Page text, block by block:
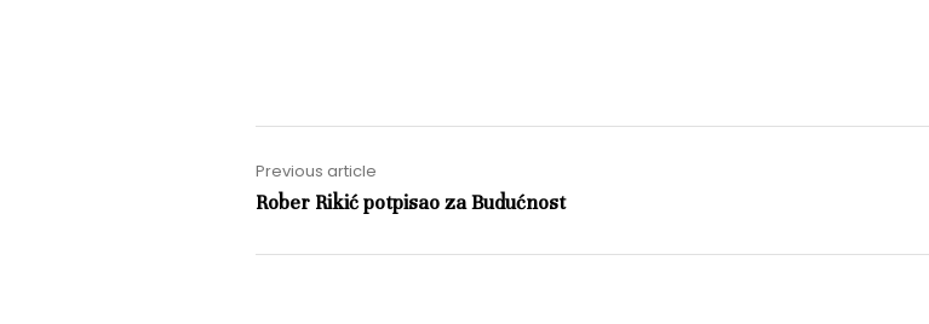
Previous article
Rober Rikić potpisao za Budućnost